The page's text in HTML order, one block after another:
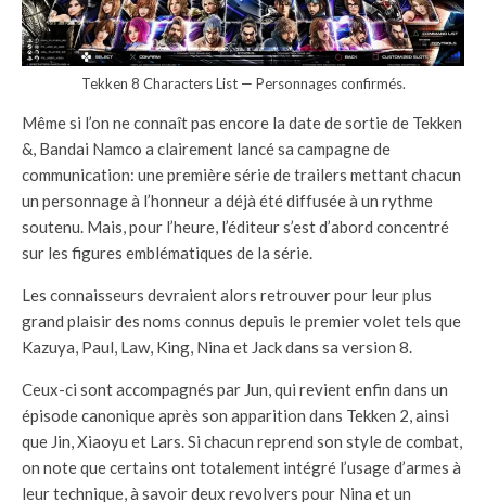
Tekken 8 Characters List — Personnages confirmés.
Même si l’on ne connaît pas encore la date de sortie de Tekken
&, Bandai Namco a clairement lancé sa campagne de
communication: une première série de trailers mettant chacun
un personnage à l’honneur a déjà été diffusée à un rythme
soutenu. Mais, pour l’heure, l’éditeur s’est d’abord concentré
sur les figures emblématiques de la série.
Les connaisseurs devraient alors retrouver pour leur plus
grand plaisir des noms connus depuis le premier volet tels que
Kazuya, Paul, Law, King, Nina et Jack dans sa version 8.
Ceux-ci sont accompagnés par Jun, qui revient enfin dans un
épisode canonique après son apparition dans Tekken 2, ainsi
que Jin, Xiaoyu et Lars. Si chacun reprend son style de combat,
on note que certains ont totalement intégré l’usage d’armes à
leur technique, à savoir deux revolvers pour Nina et un